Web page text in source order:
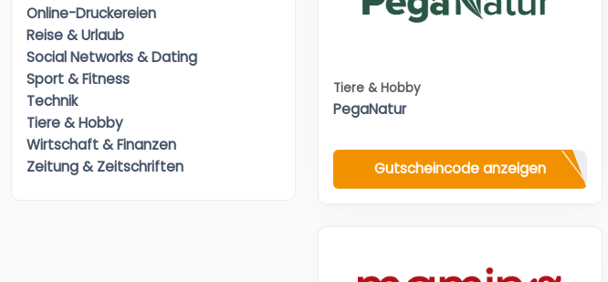
Online-Druckereien
Reise & Urlaub
Social Networks & Dating
Sport & Fitness
Technik
Tiere & Hobby
Wirtschaft & Finanzen
Zeitung & Zeitschriften
Tiere & Hobby
PegaNatur
Gutscheincode anzeigen